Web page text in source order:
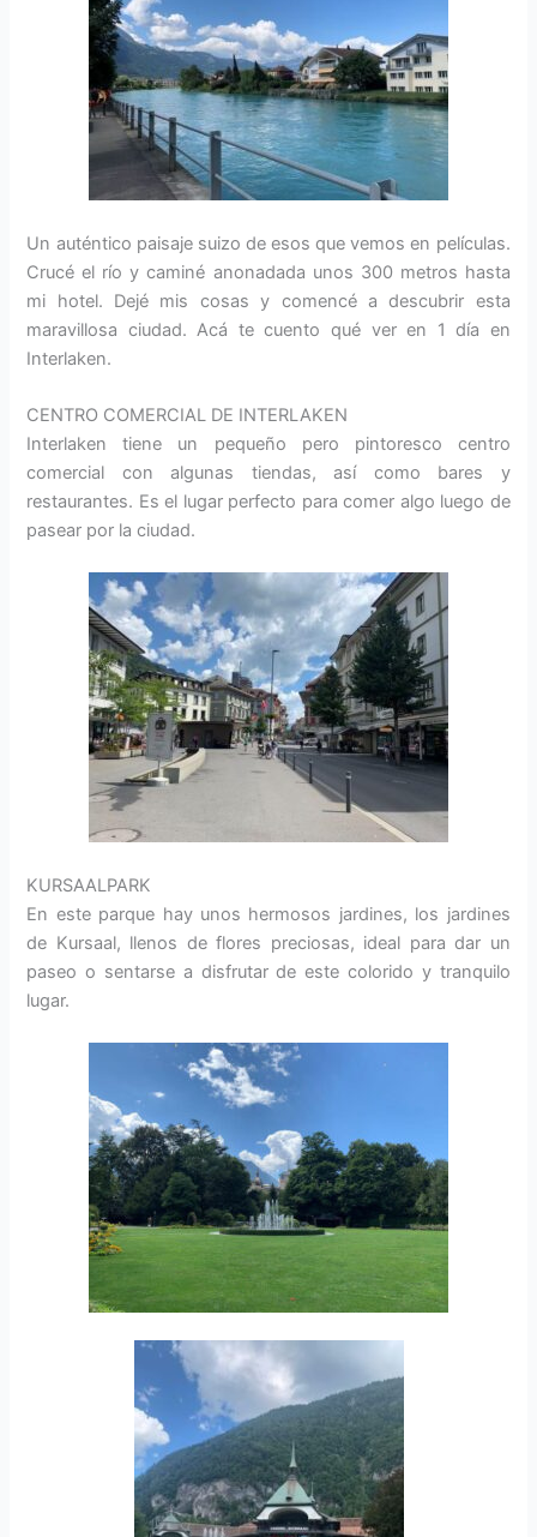
Un auténtico paisaje suizo de esos que vemos en películas.
Crucé el río y caminé anonadada unos 300 metros hasta
mi hotel. Dejé mis cosas y comencé a descubrir esta
maravillosa ciudad. Acá te cuento qué ver en 1 día en
Interlaken.
CENTRO COMERCIAL DE INTERLAKEN
Interlaken tiene un pequeño pero pintoresco centro
comercial con algunas tiendas, así como bares y
restaurantes. Es el lugar perfecto para comer algo luego de
pasear por la ciudad.
KURSAALPARK
En este parque hay unos hermosos jardines, los jardines
de Kursaal, llenos de flores preciosas, ideal para dar un
paseo o sentarse a disfrutar de este colorido y tranquilo
lugar.